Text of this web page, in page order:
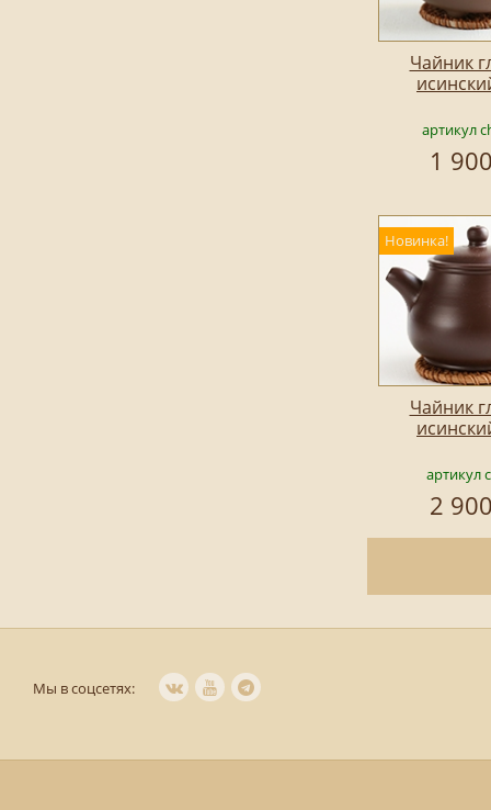
Чайник
артикул
1
Новинка!
Чайник
артикул
2
Мы в соцсетях: